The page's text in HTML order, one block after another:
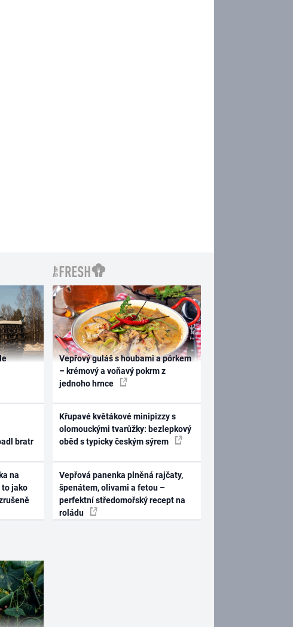
bratr
na
to jako
Vepřový guláš s houbami a pórkem
– krémový a voňavý pokrm z
jednoho hrnce
Křupavé květákové minipizzy s
olomouckými tvarůžky: bezlepkový
oběd s typicky českým sýrem
Vepřová panenka plněná rajčaty,
špenátem, olivami a fetou –
perfektní středomořský recept na
roládu